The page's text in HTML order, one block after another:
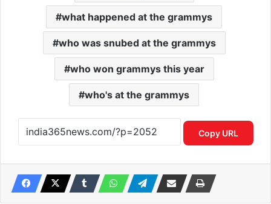
what happened at the grammys
who was snubed at the grammys
who won grammys this year
who's at the grammys
Copy URL